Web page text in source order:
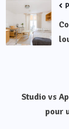
Studio vs
pour